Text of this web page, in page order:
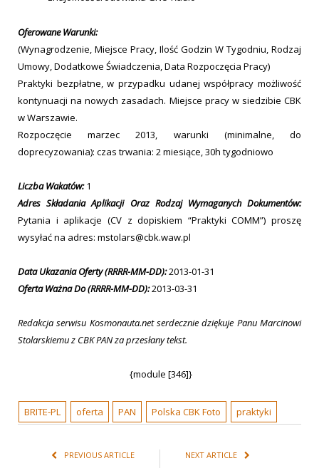
Oferowane Warunki:
(Wynagrodzenie, Miejsce Pracy, Ilość Godzin W Tygodniu, Rodzaj
Umowy, Dodatkowe Świadczenia, Data Rozpoczęcia Pracy)
Praktyki bezpłatne, w przypadku udanej współpracy możliwość
kontynuacji na nowych zasadach. Miejsce pracy w siedzibie CBK
w Warszawie.
Rozpoczęcie marzec 2013, warunki (minimalne, do
doprecyzowania): czas trwania: 2 miesiące, 30h tygodniowo
Liczba Wakatów:1
Adres Składania Aplikacji Oraz Rodzaj Wymaganych Dokumentów:
Pytania i aplikacje (CV z dopiskiem “Praktyki COMM”) proszę
wysyłać na adres: mstolars@cbk.waw.pl
Data Ukazania Oferty (RRRR-MM-DD):2013-01-31
Oferta Ważna Do (RRRR-MM-DD):2013-03-31
Redakcja serwisu Kosmonauta.net serdecznie dziękuje Panu Marcinowi
Stolarskiemu z CBK PAN za przesłany tekst.
{module [346]}
BRITE-PL oferta PAN Polska CBK Foto praktyki
PREVIOUS ARTICLE NEXT ARTICLE